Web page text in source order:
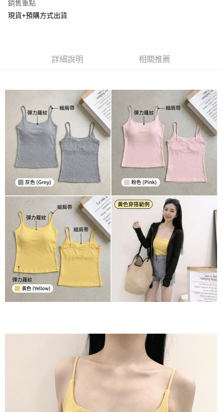
AFTEE先享後付
相關說明
１．簡單：不需註冊會員、不需綁卡、不需儲值。
２．便利：只要手機號碼，簡訊認證，即可結帳。
【「AFTEE先享後付」結帳流程】
１．於結帳方式選擇「AFTEE先享後付」後，將跳轉至「AFTEE先享後付」
結帳頁面，進行簡訊認證並確認金額後，即可完成結帳。
２．訂單成立數日內，您將收到繳費通知簡訊。
３．收到繳費通知簡訊後14天內，點擊此簡訊中的連結，可透過四大超商／
ATM／網路銀行／等多元方式進行付款，方視為交易完成。
※ 請注意：結帳手續完成當下不需立刻繳費，但若您需要取消訂單，請聯絡
購買商品的店家。未經商家同意取消之訂單仍視為有效，需透過AFTEE先享
後付繳納相關費用。
※ 交易是否成功請以「AFTEE先享後付 」之結帳頁面顯示為準，若有關於
是否繳費成功／繳費後需取消欲退款等相關疑問，請聯繫「AFTEE先享後付
客戶支援中心」
https://netprotections.freshdesk.com/support/home
１．透過由恩沛科技股份有限公司提供之「AFTEE先享後付」服務完成之交
易，需依本服務之必要範圍內提供個人資料，並將交易相關給付款項請求債
權轉讓予恩沛科技股份有限公司。
２．關於個人資料處理事宜，請瀏覽以下網址：
https://aftee.tw/terms/#terms3
３．未成年的使用者請事先徵得法定代理人或監護人之同意方可使用
「AFTEE先享後付」，若未經同意申辦者引起之損失，本公司不負相關責
任。
４．使用「AFTEE先享後付」時，將依據個別帳號之用戶狀況，依本公司即
時審查核予不同之上限額度；若仍有額度不足之情形，本公司將視審查結果
請求用戶進行身份認證。
每筆NT$60，滿NT$800(含以上)免運費
付款後全家取貨
每筆NT$60，滿NT$800(含以上)免運費
7-11貨到付款
每筆NT$60，滿NT$800(含以上)免運費
付款後7-11取貨
每筆NT$60，滿NT$800(含以上)免運費
郵局宅配
每筆NT$70，滿NT$1,500(含以上)免運費
郵局貨到付款
每筆NT$100，滿NT$1,500(含以上)免運費
黑貓貨到付款
每筆NT$120，滿NT$2,000(含以上)免運費
銷售重點
現貨+預購方式出貨
詳細說明 相關推薦